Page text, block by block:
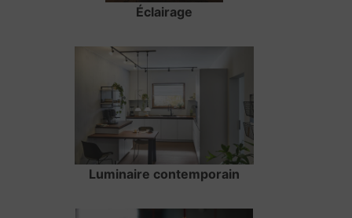
Éclairage
Luminaire contemporain